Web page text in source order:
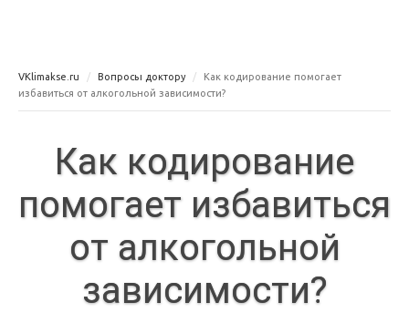
VKlimakse.ru Вопросы доктору
Как кодирование помогает
избавиться от алкогольной зависимости?
Как кодирование
помогает избавиться
от алкогольной
зависимости?